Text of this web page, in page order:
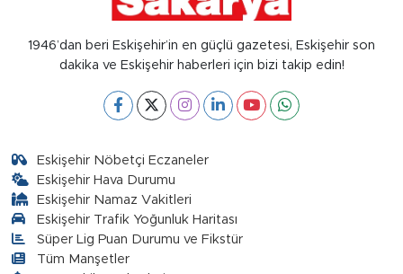
1946’dan beri Eskişehir’in en güçlü gazetesi, Eskişehir son
dakika ve Eskişehir haberleri için bizi takip edin!
Eskişehir Nöbetçi Eczaneler
Eskişehir Hava Durumu
Eskişehir Namaz Vakitleri
Eskişehir Trafik Yoğunluk Haritası
Süper Lig Puan Durumu ve Fikstür
Tüm Manşetler